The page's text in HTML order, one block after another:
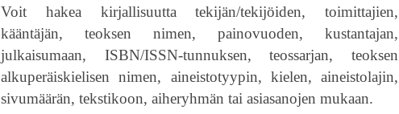
Voit hakea kirjallisuutta tekijän/tekijöiden, toimittajien,
kääntäjän, teoksen nimen, painovuoden, kustantajan,
julkaisumaan, ISBN/ISSN-tunnuksen, teossarjan, teoksen
alkuperäiskielisen nimen, aineistotyypin, kielen, aineistolajin,
sivumäärän, tekstikoon, aiheryhmän tai asiasanojen mukaan.